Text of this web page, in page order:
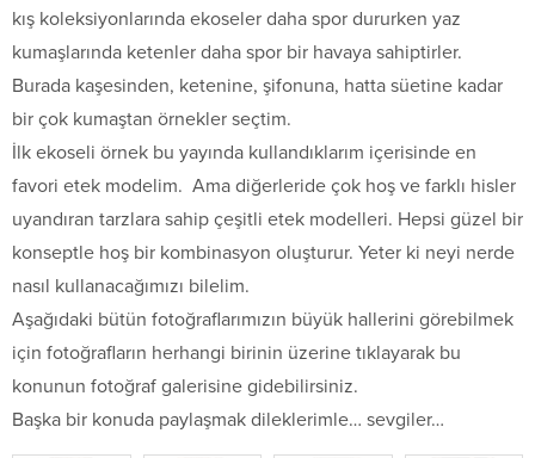
kış koleksiyonlarında ekoseler daha spor dururken yaz
kumaşlarında ketenler daha spor bir havaya sahiptirler.
Burada kaşesinden, ketenine, şifonuna, hatta süetine kadar
bir çok kumaştan örnekler seçtim.
İlk ekoseli örnek bu yayında kullandıklarım içerisinde en
favori etek modelim. Ama diğerleride çok hoş ve farklı hisler
uyandıran tarzlara sahip çeşitli etek modelleri. Hepsi güzel bir
konseptle hoş bir kombinasyon oluşturur. Yeter ki neyi nerde
nasıl kullanacağımızı bilelim.
Aşağıdaki bütün fotoğraflarımızın büyük hallerini görebilmek
için fotoğrafların herhangi birinin üzerine tıklayarak bu
konunun fotoğraf galerisine gidebilirsiniz.
Başka bir konuda paylaşmak dileklerimle… sevgiler…